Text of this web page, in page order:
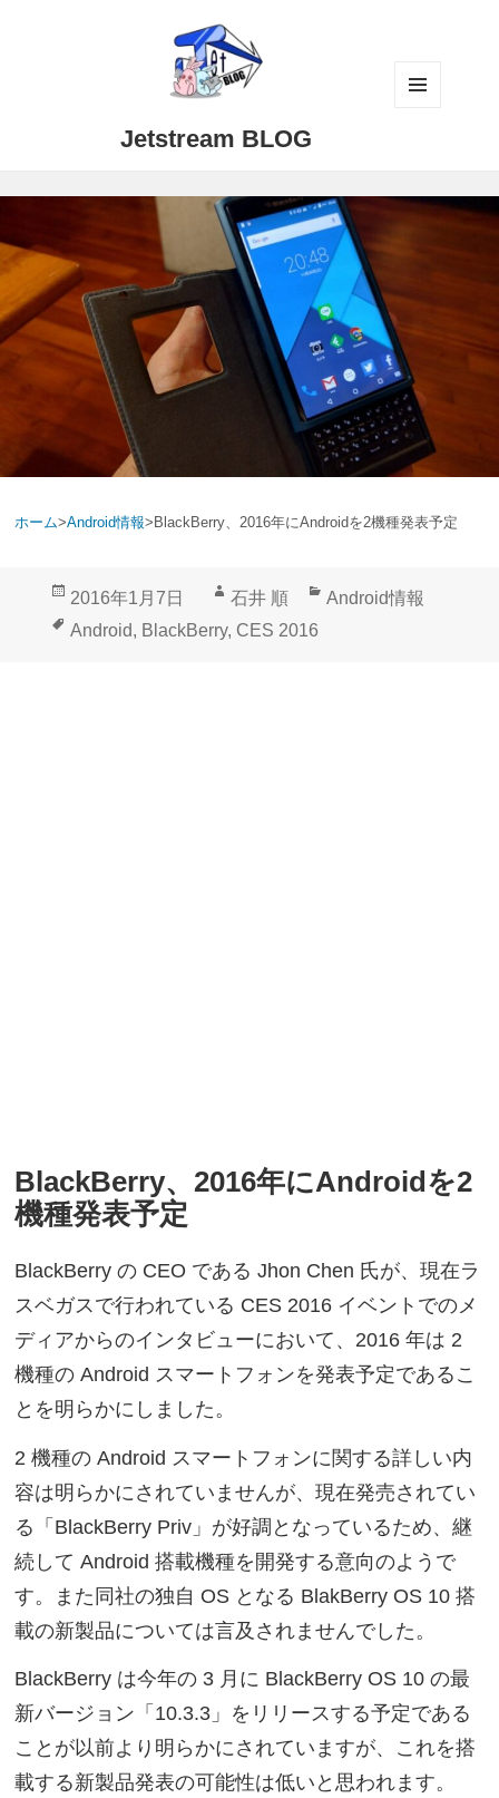
Jetstream BLOG
ホーム>Android情報> BlackBerry、2016年にAndroidを2機種発表予定
投
稿
2016年1月7日
作
成
石井 順
カ
Android情報
タ
Android, BlackBerry, CES 2016
BlackBerry、2016年にAndroidを2
機種発表予定
BlackBerry の CEO である Jhon Chen 氏が、現在ラ
スベガスで行われている CES 2016 イベントでのメ
ディアからのインタビューにおいて、2016 年は 2
機種の Android スマートフォンを発表予定であるこ
とを明らかにしました。
2 機種の Android スマートフォンに関する詳しい内
容は明らかにされていませんが、現在発売されてい
る「BlackBerry Priv」が好調となっているため、継
続して Android 搭載機種を開発する意向のようで
す。また同社の独自 OS となる BlakBerry OS 10 搭
載の新製品については言及されませんでした。
BlackBerry は今年の 3 月に BlackBerry OS 10 の最
新バージョン「10.3.3」をリリースする予定である
ことが以前より明らかにされていますが、これを搭
載する新製品発表の可能性は低いと思われます。